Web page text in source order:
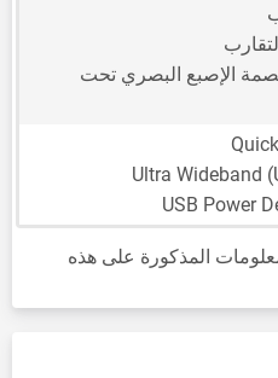
الإصبع البصري تحت
USB Power
المذكورة على هذه